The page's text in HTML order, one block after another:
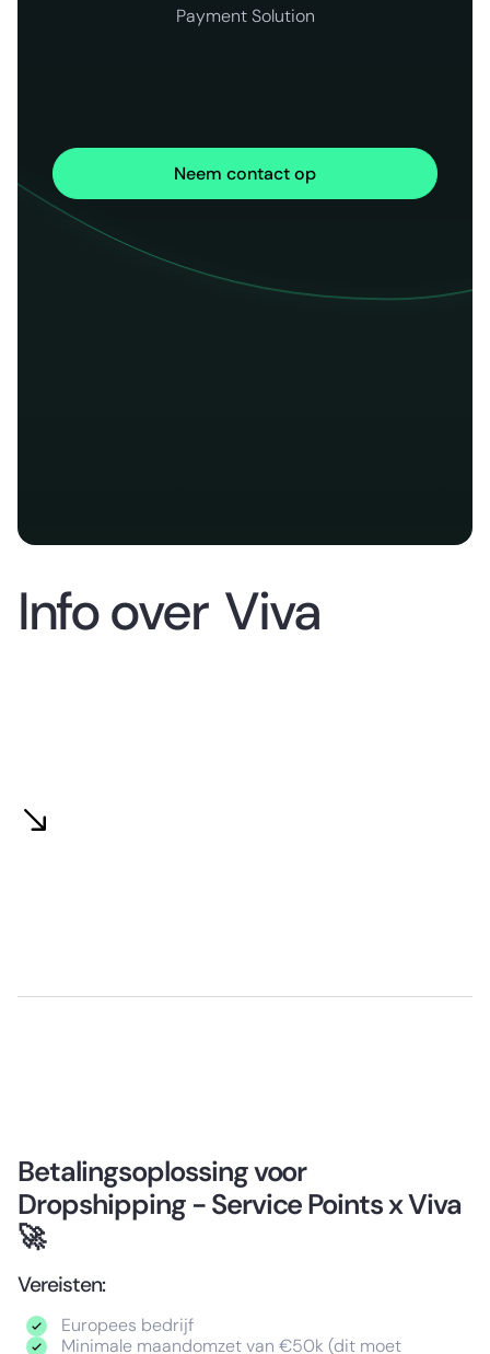
Payment Solution
Neem contact op
Info over Viva
Betalingsoplossing voor
Dropshipping - Service Points x Viva
🚀
Vereisten:
⁠Europees bedrijf
Minimale maandomzet van €50k (dit moet